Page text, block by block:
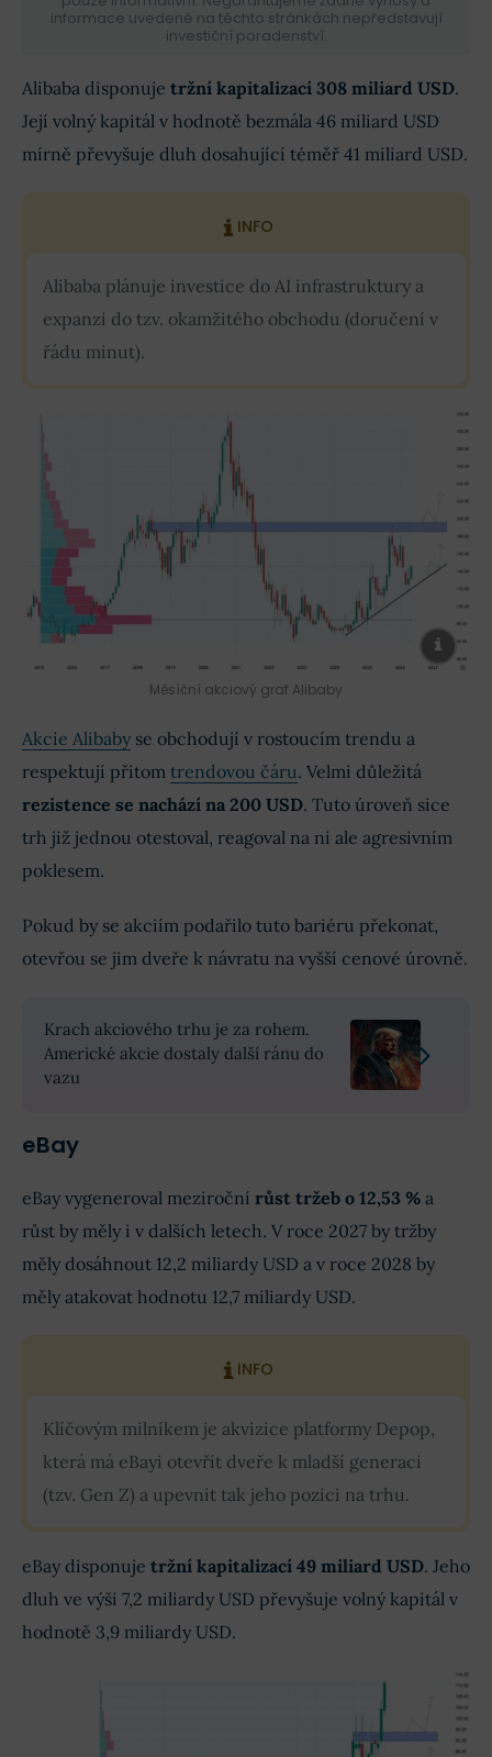
informace uvedené na těchto stránkách nepředstavují
investiční poradenství.
Alibaba disponuje tržní kapitalizací 308 miliard USD.
Její volný kapitál v hodnotě bezmála 46 miliard USD
mírně převyšuje dluh dosahující téměř 41 miliard USD.
INFO
Alibaba plánuje investice do AI infrastruktury a
expanzi do tzv. okamžitého obchodu (doručení v
řádu minut).
Měsíční akciový graf Alibaby
Akcie Alibaby se obchodují v rostoucím trendu a
respektují přitom trendovou čáru. Velmi důležitá
rezistence se nachází na 200 USD. Tuto úroveň sice
trh již jednou otestoval, reagoval na ni ale agresivním
poklesem.
Pokud by se akciím podařilo tuto bariéru překonat,
otevřou se jim dveře k návratu na vyšší cenové úrovně.
Krach akciového trhu je za rohem.
Americké akcie dostaly další ránu do
vazu
eBay
eBay vygeneroval meziroční růst tržeb o 12,53 % a
růst by měly i v dalších letech. V roce 2027 by tržby
měly dosáhnout 12,2 miliardy USD a v roce 2028 by
měly atakovat hodnotu 12,7 miliardy USD.
INFO
Klíčovým milníkem je akvizice platformy Depop,
která má eBayi otevřít dveře k mladší generaci
(tzv. Gen Z) a upevnit tak jeho pozici na trhu.
eBay disponuje tržní kapitalizací 49 miliard USD. Jeho
dluh ve výši 7,2 miliardy USD převyšuje volný kapitál v
hodnotě 3,9 miliardy USD.